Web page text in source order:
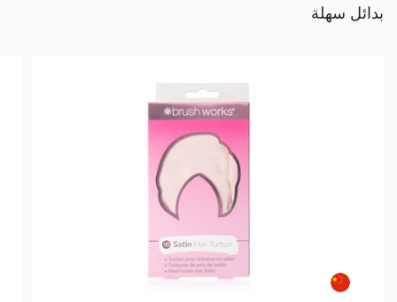
بدائل سهلة